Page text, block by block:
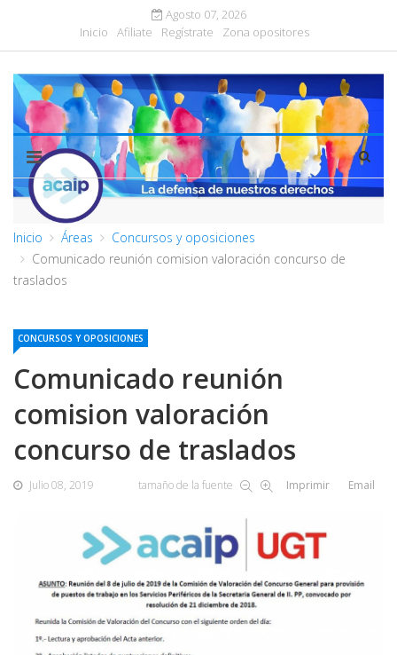
Agosto 07, 2026
Inicio
Afiliate Regístrate Zona opositores
Inicio Áreas
Concursos y oposiciones
Comunicado reunión comision valoración concurso de
traslados
CONCURSOS Y OPOSICIONES
Comunicado reunión
comision valoración
concurso de traslados
Julio 08, 2019 tamaño de la fuente Imprimir Email